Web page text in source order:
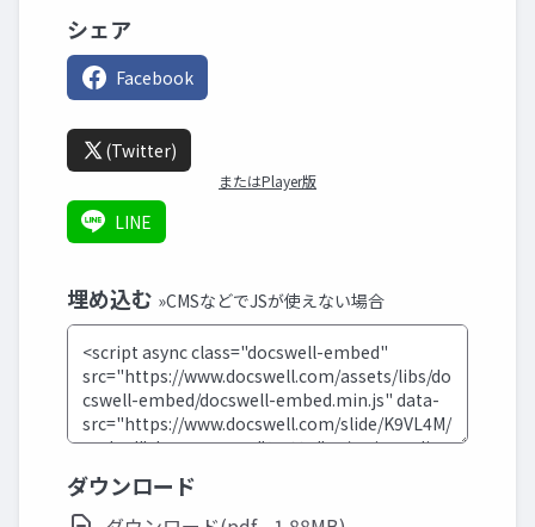
シェア
Facebook
(Twitter)
またはPlayer版
LINE
埋め込む »CMSなどでJSが使えない場合
ダウンロード